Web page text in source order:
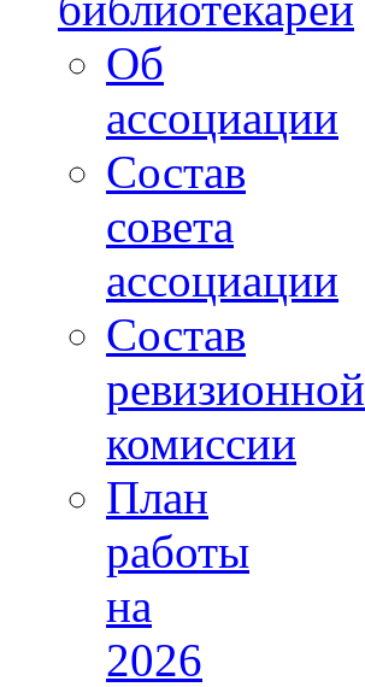
Об
ассоциации
Состав
совета
ассоциации
Состав
ревизионной
комиссии
План
работы
на
2026